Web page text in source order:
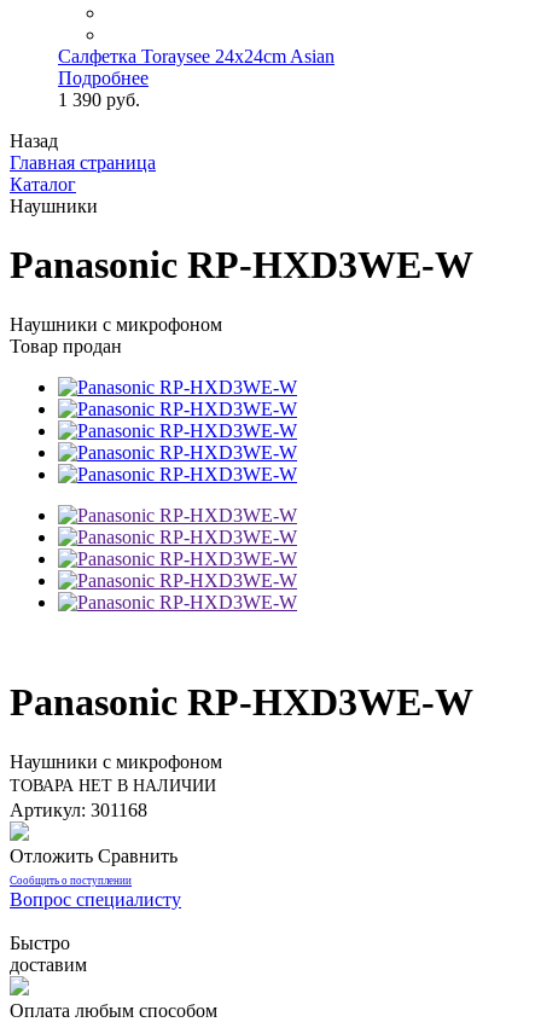
Салфетка Toraysee 24x24cm Asian
Подробнее
1 390 руб.
Назад
Главная страница
Каталог
Наушники
Panasonic RP-HXD3WE-W
Наушники с микрофоном
Товар продан
Panasonic RP-HXD3WE-W
Наушники с микрофоном
ТОВАРА НЕТ В НАЛИЧИИ
Артикул: 301168
Отложить Сравнить
Сообщить о поступлении
Вопрос специалисту
Быстро
доставим
Оплата любым способом